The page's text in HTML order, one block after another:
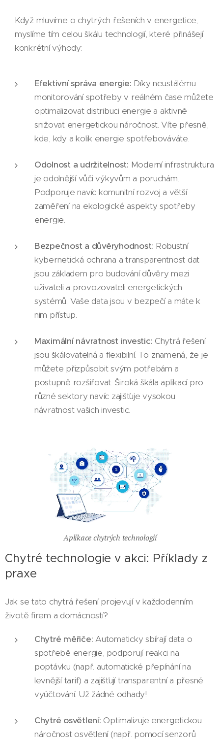
Když mluvíme o chytrých řešeních v energetice,
myslíme tím celou škálu technologií, které přinášejí
konkrétní výhody:
Efektivní správa energie: Díky neustálému
monitorování spotřeby v reálném čase můžete
optimalizovat distribuci energie a aktivně
snižovat energetickou náročnost. Víte přesně,
kde, kdy a kolik energie spotřebováváte.
Odolnost a udržitelnost: Moderní infrastruktura
je odolnější vůči výkyvům a poruchám.
Podporuje navíc komunitní rozvoj a větší
zaměření na ekologické aspekty spotřeby
energie.
Bezpečnost a důvěryhodnost: Robustní
kybernetická ochrana a transparentnost dat
jsou základem pro budování důvěry mezi
uživateli a provozovateli energetických
systémů. Vaše data jsou v bezpečí a máte k
nim přístup.
Maximální návratnost investic: Chytrá řešení
jsou škálovatelná a flexibilní. To znamená, že je
můžete přizpůsobit svým potřebám a
postupně rozšiřovat. Široká škála aplikací pro
různé sektory navíc zajišťuje vysokou
návratnost vašich investic.
Aplikace chytrých technologií
Chytré technologie v akci: Příklady z
praxe
Jak se tato chytrá řešení projevují v každodenním
životě firem a domácností?
Chytré měřiče: Automaticky sbírají data o
spotřebě energie, podporují reakci na
poptávku (např. automatické přepínání na
levnější tarif) a zajišťují transparentní a přesné
vyúčtování. Už žádné odhady!
Chytré osvětlení: Optimalizuje energetickou
náročnost osvětlení (např. pomocí senzorů